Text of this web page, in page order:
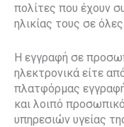
πολίτες που έχουν
ηλικίας τους σε
Η εγγραφή σε
ηλεκτρονικά είτε
πλατφόρμας
και λοιπό
υπηρεσιών υγείας